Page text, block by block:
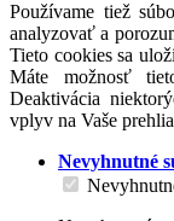
Používame tiež
analyzovať a
Tieto cookies sa
Máte možnosť
Deaktivácia
vplyv na Vaše
Nevyhnutné